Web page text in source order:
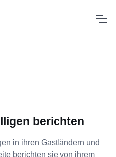
berichten
in ihren Gastländern und
berichten sie von ihrem